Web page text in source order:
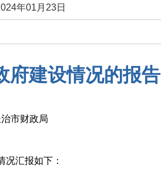
年01月23日
府建设情况的报告
市财政局
汇报如下：